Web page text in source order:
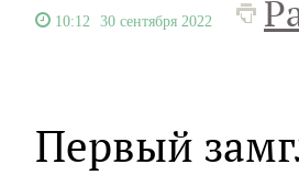
10:12 30 сентября 2022
Первый